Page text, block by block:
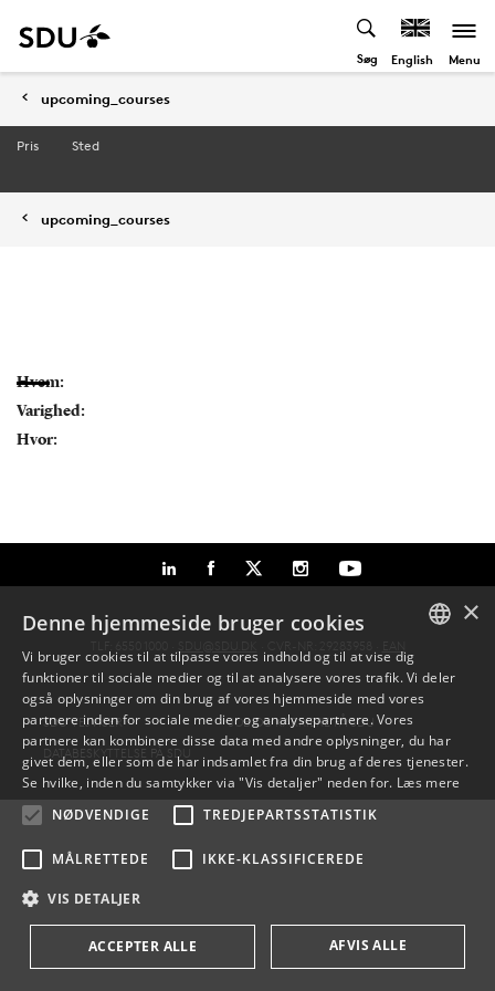
Søg English Menu
upcoming_courses
Pris Sted
upcoming_courses
Hvem:
Varighed:
Hvor:
SDU VEJVISER
JOB OG KARRIERE PÅ SDU
DATABESKYTTELSE PÅ SDU
DANISH
DANISH
×
Denne hjemmeside bruger cookies
Vi bruger cookies til at tilpasse vores indhold og til at vise dig
funktioner til sociale medier og til at analysere vores trafik. Vi deler
også oplysninger om din brug af vores hjemmeside med vores
partnere inden for sociale medier og analysepartnere. Vores
partnere kan kombinere disse data med andre oplysninger, du har
givet dem, eller som de har indsamlet fra din brug af deres tjenester.
Se hvilke, inden du samtykker via "Vis detaljer" neden for. Læs mere
NØDVENDIGE
TREDJEPARTSSTATISTIK
MÅLRETTEDE IKKE-KLASSIFICEREDE
VIS DETALJER
ACCEPTER ALLE AFVIS ALLE